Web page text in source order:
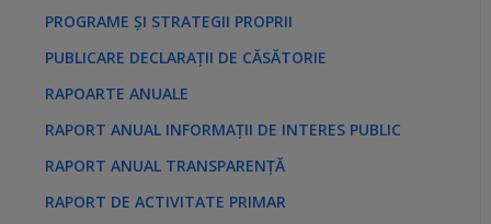
PROGRAME ȘI STRATEGII PROPRII
PUBLICARE DECLARAȚII DE CĂSĂTORIE
RAPOARTE ANUALE
RAPORT ANUAL INFORMAȚII DE INTERES PUBLIC
RAPORT ANUAL TRANSPARENȚĂ
RAPORT DE ACTIVITATE PRIMAR